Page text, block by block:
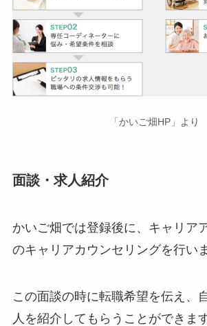
「かいご畑HP」より
面談・求人紹介
かいご畑では登録後に、キャリア
のキャリアカウンセリングを行いま
この面談の時に転職希望を伝え、
人を紹介してもらうことができます